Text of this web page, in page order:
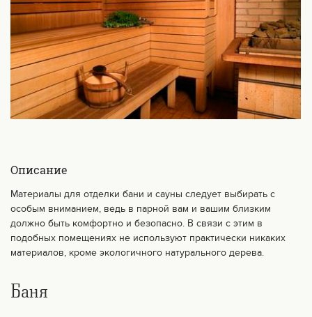
Описание
Материалы для отделки бани и сауны следует выбирать с
особым вниманием, ведь в парной вам и вашим близким
должно быть комфортно и безопасно. В связи с этим в
подобных помещениях не используют практически никаких
материалов, кроме экологичного натурального дерева.
Баня